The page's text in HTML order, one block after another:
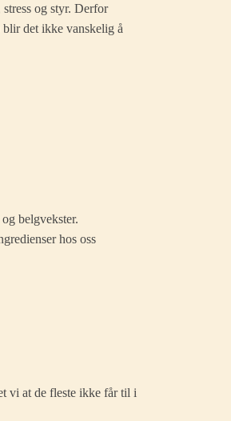
og styr. Derfor
det ikke vanskelig å
belgvekster.
hos oss
vi at de fleste ikke får til i